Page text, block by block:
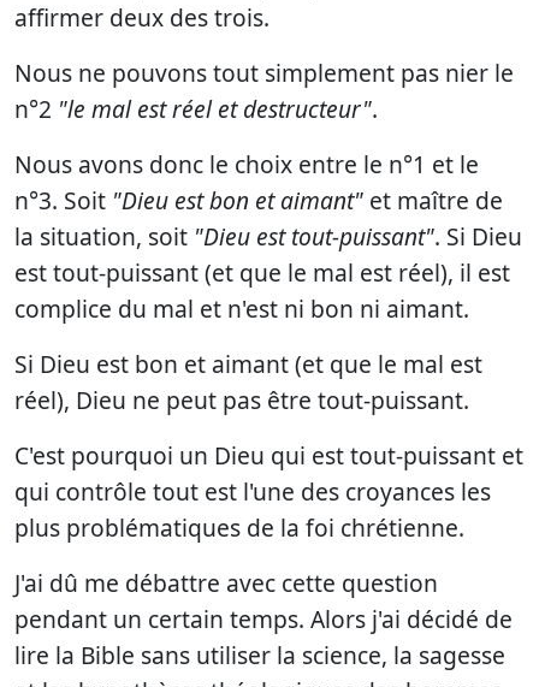
affirmer deux des trois.
Nous ne pouvons tout simplement pas nier le
n°2 "le mal est réel et destructeur".
Nous avons donc le choix entre le n°1 et le
n°3. Soit "Dieu est bon et aimant" et maître de
la situation, soit "Dieu est tout-puissant". Si Dieu
est tout-puissant (et que le mal est réel), il est
complice du mal et n'est ni bon ni aimant.
Si Dieu est bon et aimant (et que le mal est
réel), Dieu ne peut pas être tout-puissant.
C'est pourquoi un Dieu qui est tout-puissant et
qui contrôle tout est l'une des croyances les
plus problématiques de la foi chrétienne.
J'ai dû me débattre avec cette question
pendant un certain temps. Alors j'ai décidé de
lire la Bible sans utiliser la science, la sagesse